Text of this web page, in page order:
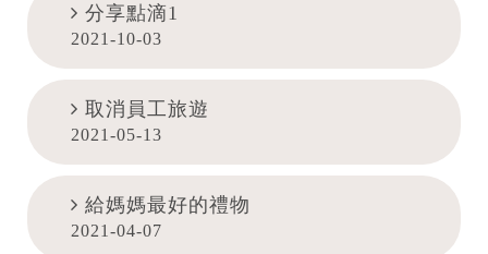
分享點滴1
2021-10-03
取消員工旅遊
2021-05-13
給媽媽最好的禮物
2021-04-07